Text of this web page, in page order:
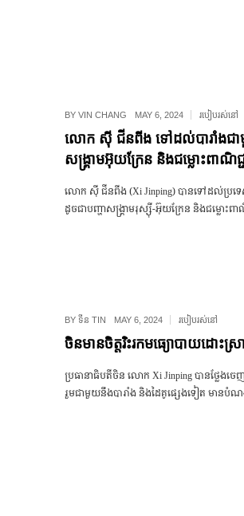
BYVIN CHANG MAY 6, 2024 របៀបរស់នៅ
លោក ស៊ី ជីនពីង ទៅដល់បារាំងជាមួ
សង្គ្រាមអ៊ុយក្រែន និងជម្លោះពាណិជ្
លោក ស៊ី ជីនពីង (Xi Jinping) បានទៅដល់ប្រទ
ដូចជាបញ្ហាសង្គ្រាមរុស្សុី-អ៊ុយក្រែន និងជម្លោះ
BY ទីន TIN MAY 6, 2024 របៀបរស់នៅ
ចិនមានចិត្តរិះរកមធ្យោបាយដោះស្
ប្រធានាធិបតីចិន លោក Xi Jinping បានថ្លែងច
រួមជាមួយនឹងបារាំង និងដៃគូផ្សេងទៀត មានបំណ